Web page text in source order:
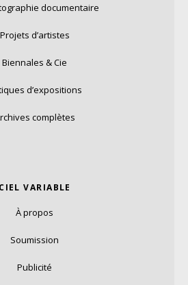
documentaire
Projets d’artistes
Biennales & Cie
d’expositions
complètes
CIEL VARIABLE
À propos
Soumission
Publicité